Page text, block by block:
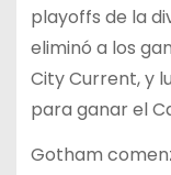
playoffs de la
eliminó a los
City Current, y
para ganar el
Gotham